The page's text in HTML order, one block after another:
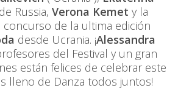
Russia, Verona Kemet y la
de la ultima edición
desde Ucrania. ¡Alessandra
del Festival y un gran
están felices de celebrar este
lleno de Danza todos juntos!